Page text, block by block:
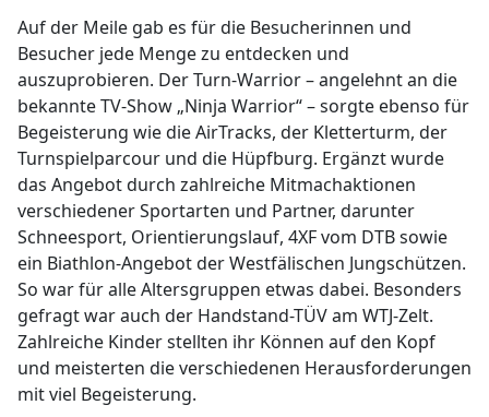
Auf der Meile gab es für die Besucherinnen und
Besucher jede Menge zu entdecken und
auszuprobieren. Der Turn-Warrior – angelehnt an die
bekannte TV-Show „Ninja Warrior“ – sorgte ebenso für
Begeisterung wie die AirTracks, der Kletterturm, der
Turnspielparcour und die Hüpfburg. Ergänzt wurde
das Angebot durch zahlreiche Mitmachaktionen
verschiedener Sportarten und Partner, darunter
Schneesport, Orientierungslauf, 4XF vom DTB sowie
ein Biathlon-Angebot der Westfälischen Jungschützen.
So war für alle Altersgruppen etwas dabei. Besonders
gefragt war auch der Handstand-TÜV am WTJ-Zelt.
Zahlreiche Kinder stellten ihr Können auf den Kopf
und meisterten die verschiedenen Herausforderungen
mit viel Begeisterung.